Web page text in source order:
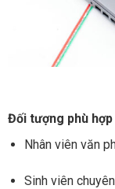
Đối tượng phù hợp
Nhân viên văn
Sinh viên